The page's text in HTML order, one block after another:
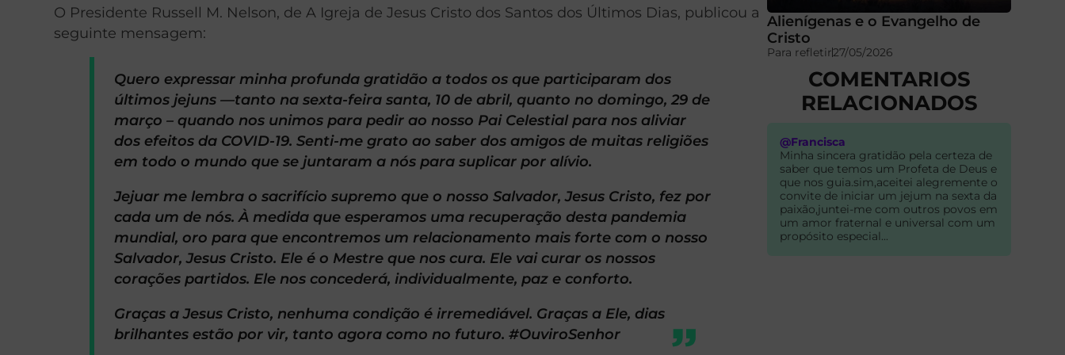
O Presidente Russell M. Nelson, de A Igreja de Jesus Cristo dos Santos dos Últimos Dias, publicou a
seguinte mensagem:
Quero expressar minha profunda gratidão a todos os que participaram dos
últimos jejuns —tanto na sexta-feira santa, 10 de abril, quanto no domingo, 29 de
março – quando nos unimos para pedir ao nosso Pai Celestial para nos aliviar
dos efeitos da COVID-19. Senti-me grato ao saber dos amigos de muitas religiões
em todo o mundo que se juntaram a nós para suplicar por alívio.
Jejuar me lembra o sacrifício supremo que o nosso Salvador, Jesus Cristo, fez por
cada um de nós. À medida que esperamos uma recuperação desta pandemia
mundial, oro para que encontremos um relacionamento mais forte com o nosso
Salvador, Jesus Cristo. Ele é o Mestre que nos cura. Ele vai curar os nossos
corações partidos. Ele nos concederá, individualmente, paz e conforto.
Graças a Jesus Cristo, nenhuma condição é irremediável. Graças a Ele, dias
brilhantes estão por vir, tanto agora como no futuro. #OuviroSenhor
Alienígenas e o Evangelho de
Cristo
Para refletir27/05/2026
COMENTARIOS
RELACIONADOS
@Francisca
Minha sincera gratidão pela certeza de
saber que temos um Profeta de Deus e
que nos guia.sim,aceitei alegremente o
convite de iniciar um jejum na sexta da
paixão,juntei-me com outros povos em
um amor fraternal e universal com um
propósito especial...